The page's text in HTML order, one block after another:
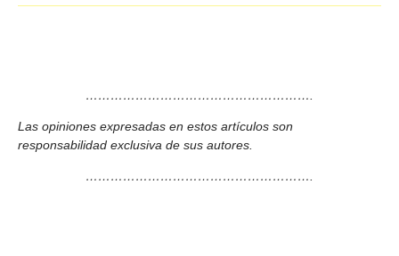
……………………………………………….
Las opiniones expresadas en estos artículos son
responsabilidad exclusiva de sus autores.
……………………………………………….